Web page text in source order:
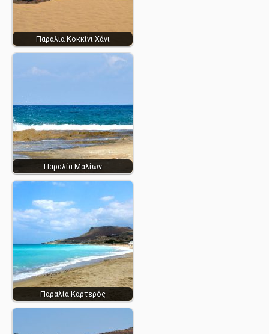
Παραλία Κοκκίνι Χάνι
Παραλία Μαλίων
Παραλία Καρτερός